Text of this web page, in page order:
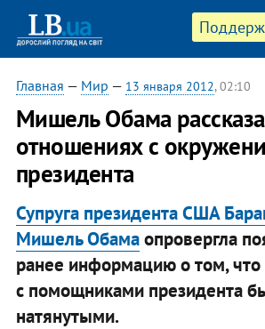
Главная — Мир — 13 января 2012, 02:10
Мишель Обама
отношениях с
президента
Супруга президента США
Мишель Обамаопровергла
ранее информацию о том,
с помощниками президента
натянутыми.